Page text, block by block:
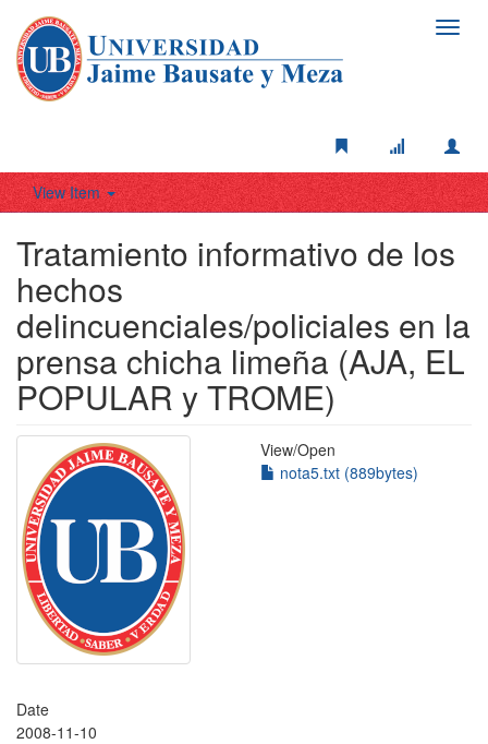
View Item
Tratamiento informativo de los
hechos
delincuenciales/policiales en la
prensa chicha limeña (AJA, EL
POPULAR y TROME)
View/Open
nota5.txt (889bytes)
Date
2008-11-10